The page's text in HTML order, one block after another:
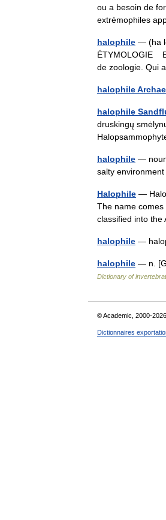
ou a besoin de
extrémophiles
halophile — (ha
ÉTYMOLOGIE
de zoologie.
halophile
halophile
druskingų
halophile —
salty
Halophile —
The name
classified into
halophile —
halophile — n.
Dictionary of
© Academic, 2000-2026
Dictionnaires